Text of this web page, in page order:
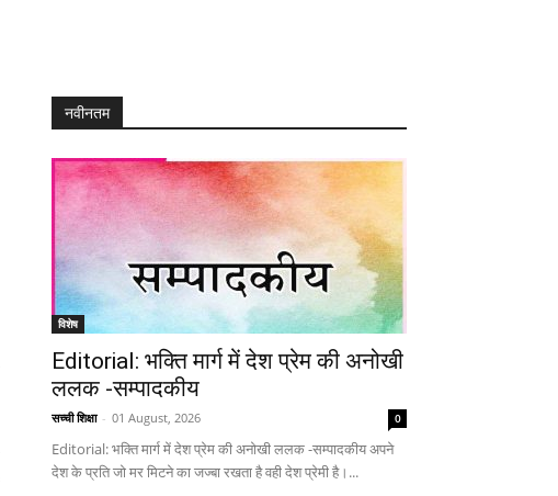
नवीनतम
विशेष
Editorial: भक्ति मार्ग में देश प्रेम की अनोखी
ललक -सम्पादकीय
सच्ची शिक्षा - 01 August, 2026 0
Editorial: भक्ति मार्ग में देश प्रेम की अनोखी ललक -सम्पादकीय अपने
देश के प्रति जो मर मिटने का जज्बा रखता है वही देश प्रेमी है।...